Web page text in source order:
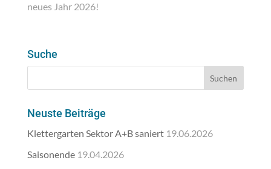
neues Jahr 2026!
Suche
Neuste Beiträge
Klettergarten Sektor A+B saniert 19.06.2026
Saisonende 19.04.2026